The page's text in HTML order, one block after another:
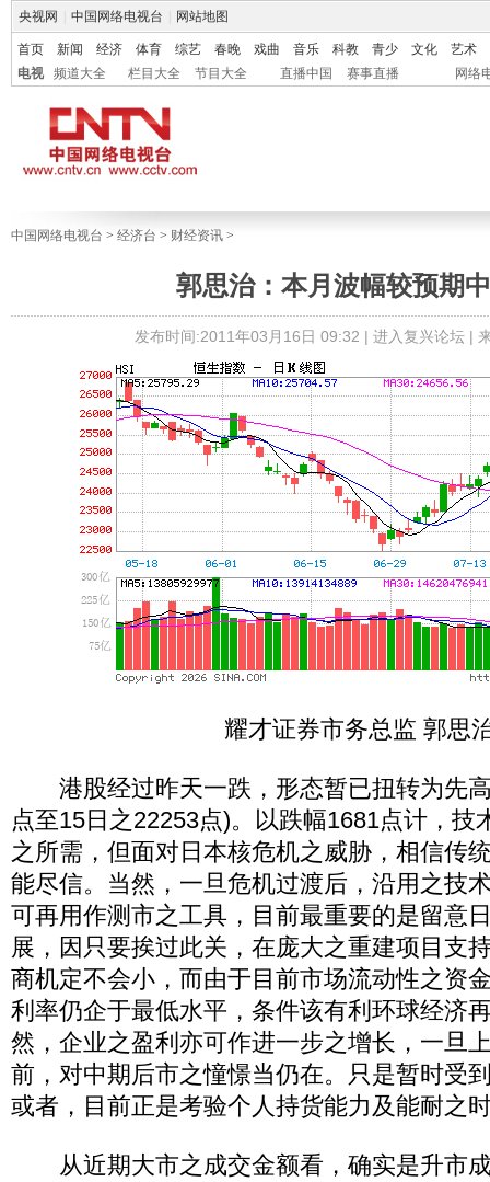
央视网 中国网络电视台 网站地图
首页 新闻 经济 体育 综艺 春晚 戏曲 音乐 科教 青少 文化
艺术
电视
频道大全 栏目大全 节目大全 直播中国 赛事直播 网络
中国网络电视台 > 经济台 > 财经资讯 >
郭思治：本月波幅较预期
发布时间:2011年03月16日 09:32 | 进入复兴论坛|
耀才证券市务总监 郭思
港股经过昨天一跌，形态暂已扭转为先高
点至15日之22253点)。以跌幅1681点计，技
之所需，但面对日本核危机之威胁，相信传
能尽信。当然，一旦危机过渡后，沿用之技
可再用作测市之工具，目前最重要的是留意
展，因只要挨过此关，在庞大之重建项目支
商机定不会小，而由于目前市场流动性之资
利率仍企于最低水平，条件该有利环球经济
然，企业之盈利亦可作进一步之增长，一旦
前，对中期后市之憧憬当仍在。只是暂时受
或者，目前正是考验个人持货能力及能耐之
从近期大市之成交金额看，确实是升市